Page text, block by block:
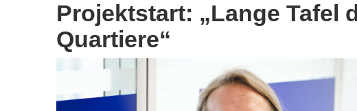
Projektstart: „Lange Tafel
Quartiere“